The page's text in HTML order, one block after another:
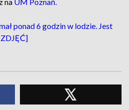
ponad 6 godzin w lodzie. Jest